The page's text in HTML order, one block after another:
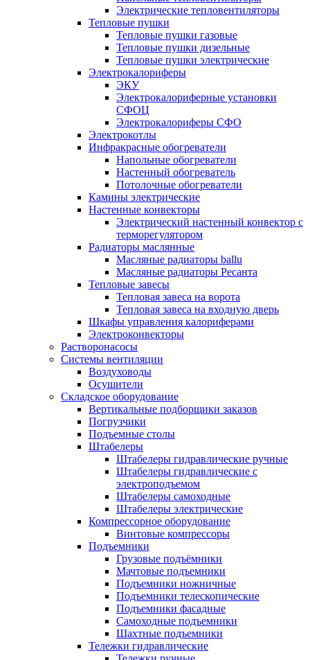
Электрические тепловентиляторы
Тепловые пушки
Тепловые пушки газовые
Тепловые пушки дизельные
Тепловые пушки электрические
Электрокалориферы
ЭКУ
Электрокалориферные установки
СФОЦ
Электрокалориферы СФО
Электрокотлы
Инфракрасные обогреватели
Напольные обогреватели
Настенный обогреватель
Потолочные обогреватели
Камины электрические
Настенные конвекторы
Электрический настенный конвектор с
терморегулятором
Радиаторы маслянные
Масляные радиаторы ballu
Масляные радиаторы Ресанта
Тепловые завесы
Тепловая завеса на ворота
Тепловая завеса на входную дверь
Шкафы управления калориферами
Электроконвекторы
Растворонасосы
Системы вентиляции
Воздуховоды
Осушители
Складское оборудование
Вертикальные подборщики заказов
Погрузчики
Подъемные столы
Штабелеры
Штабелеры гидравлические ручные
Штабелеры гидравлические с
электроподъемом
Штабелеры самоходные
Штабелеры электрические
Компрессорное оборудование
Винтовые компрессоры
Подъемники
Грузовые подъёмники
Мачтовые подъемники
Подъемники ножничные
Подъемники телескопические
Подъемники фасадные
Самоходные подъемники
Шахтные подъемники
Тележки гидравлические